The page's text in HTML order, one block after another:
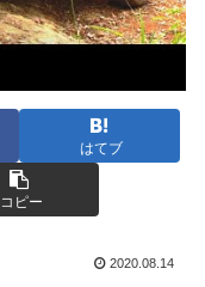
はてブ
コピー
2020.08.14